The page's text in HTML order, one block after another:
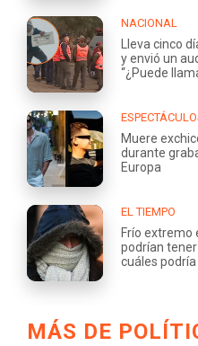
NACIONAL
Lleva cinco
y envió un
“¿Puede
Muere
durante
Europa
EL TIEMPO
Frío extremo
podrían
cuáles
MÁS DE